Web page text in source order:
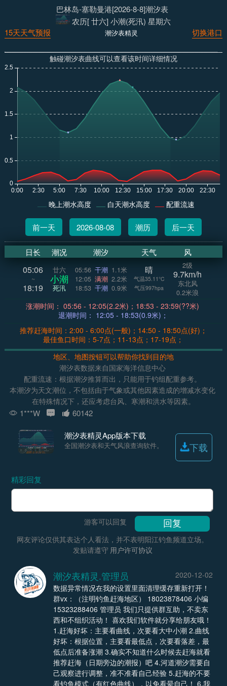
巴林岛-塞勒曼港[2026-8-8]潮汐表
农历[ 廿六] 小潮(死汛) 星期六
切换港口
潮汐表精灵
15天天气预报
触碰潮汐表曲线可以查看该时间详细情况
晚上潮水高度 白天潮水高度 配重流速
前一天 2026-08-08 潮历 后一天
日长 潮况 潮汐 天气 风
05:06
~
18:19
廿六
小潮
死汛
05:56 干潮 1.1米
12:05 满潮 2.2米
18:53 干潮 0.9米
晴
气温35.11°C
气压997hpa
2级
9.7km/h
东北风
0.2米浪
涨潮时间： 05:56 - 12:05(2.2米)；18:53 - 23:59(??米)
退潮时间： 12:05 - 18:53(0.9米)；
推荐赶海时间：2:00 - 6:00点(一般)；14:50 - 18:50点(好)；
最佳鱼口时间：5-7点；11-13点；17-19点；
地区、地图按钮可以帮助你找到目的地
潮汐表数据来自国家海洋信息中心
配重流速：根据潮汐推算而出，只能用于钓组配重参考。
本潮汐为天文潮位，不包括由于气象或其他因素造成的增减水变化
在特殊情况下，还应考虑台风、寒潮和洪水等因素。
1***W 60142
潮汐表精灵App版本下载
全国潮汐表和天气风浪查询软件。 下载
精彩回复
游客可以回复
网友评论仅供其表达个人看法，并不表明阳江钓鱼频道立场。
发贴请遵守 用户许可协议
潮汐表精灵.管理员
2020-12-02
数据异常情况在我的设置里面清理缓存重新打开！
群vx：（注明钓鱼赶海地区） 18023878406 小编
15323288406 管理员 我们只提供群互助，不卖东
西和不组织活动！ 喜欢我们软件就分享给朋友哦！
1.赶海好坏：主要看曲线，次要看大中小潮 2.曲线
好坏：根据位置，主要看最低点，次要看落差，最
低点后准备涨潮 3.确实不知道什么时候去赶海就看
推荐赶海（日期旁边的潮报）吧 4.河道潮汐需要自
己观察进行调整，准不准看自己经验 5.赶海的不要
看钓鱼模式（有红色曲线），以免看晕自己！ 6.我